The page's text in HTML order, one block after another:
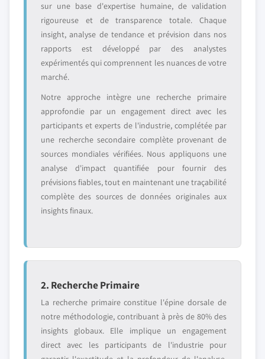
sur une base d'expertise humaine, de validation
rigoureuse et de transparence totale. Chaque
insight, analyse de tendance et prévision dans nos
rapports est développé par des analystes
expérimentés qui comprennent les nuances de votre
marché.
Notre approche intègre une recherche primaire
approfondie par un engagement direct avec les
participants et experts de l'industrie, complétée par
une recherche secondaire complète provenant de
sources mondiales vérifiées. Nous appliquons une
analyse d'impact quantifiée pour fournir des
prévisions fiables, tout en maintenant une traçabilité
complète des sources de données originales aux
insights finaux.
2. Recherche Primaire
La recherche primaire constitue l'épine dorsale de
notre méthodologie, contribuant à près de 80% des
insights globaux. Elle implique un engagement
direct avec les participants de l'industrie pour